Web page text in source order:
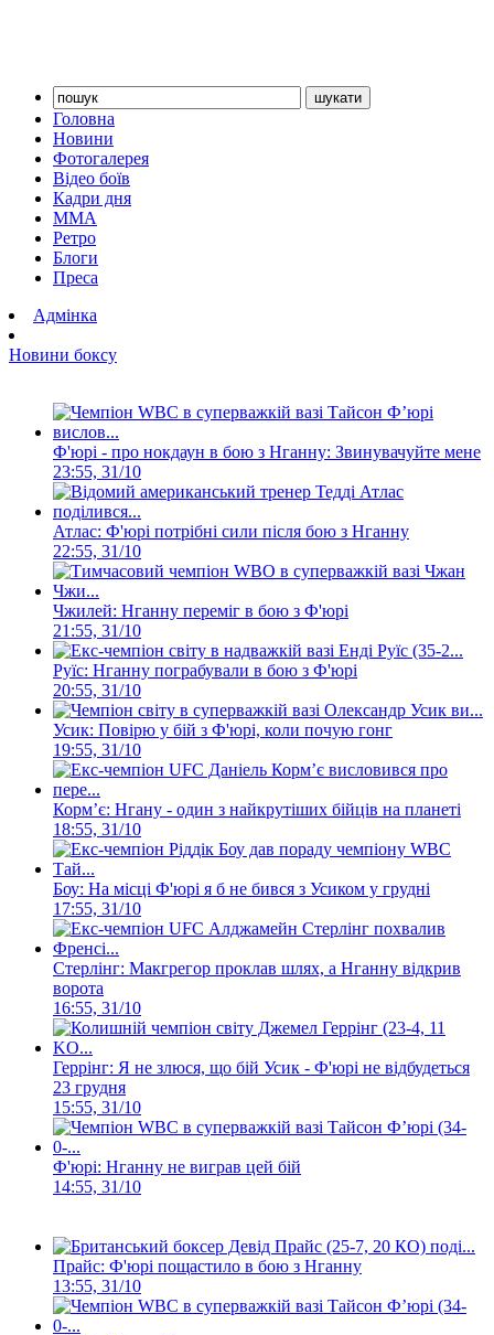
Головна
Новини
Фотогалерея
Відео боїв
Кадри дня
ММА
Ретро
Блоги
Преса
Адмінка
Новини боксу
Ф'юрі - про нокдаун в бою з Нганну: Звинувачуйте мене
23:55, 31/10
Атлас: Ф'юрі потрібні сили після бою з Нганну
22:55, 31/10
Чжилей: Нганну переміг в бою з Ф'юрі
21:55, 31/10
Руїс: Нганну пограбували в бою з Ф'юрі
20:55, 31/10
Усик: Повірю у бій з Ф'юрі, коли почую гонг
19:55, 31/10
Корм’є: Нгану - один з найкрутіших бійців на планеті
18:55, 31/10
Боу: На місці Ф'юрі я б не бився з Усиком у грудні
17:55, 31/10
Стерлінг: Макгрегор проклав шлях, а Нганну відкрив
ворота
16:55, 31/10
Геррінг: Я не злюся, що бій Усик - Ф'юрі не відбудеться
23 грудня
15:55, 31/10
Ф'юрі: Нганну не виграв цей бій
14:55, 31/10
Прайс: Ф'юрі пощастило в бою з Нганну
13:55, 31/10